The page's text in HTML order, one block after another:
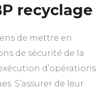
recyclage
de mettre en
de sécurité de la
d’opérations
S’assurer de leur